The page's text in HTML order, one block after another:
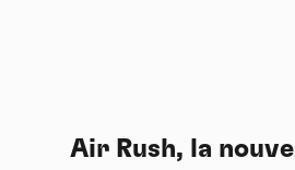
Air Rush, la